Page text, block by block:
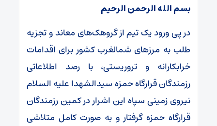
بسم الله الرحمن الرحیم
در پی ورود یک تیم از گروهک‌های معاند و تجزیه
طلب به مرز‌های شمالغرب کشور برای اقدامات
خرابکارانه و تروریستی، با رصد اطلاعاتی
رزمندگان قرارگاه حمزه سیدالشهدا علیه السلام
نیروی زمینی سپاه این اشرار در کمین رزمندگان
قرارگاه حمزه گرفتار و به صورت کامل متلاشی